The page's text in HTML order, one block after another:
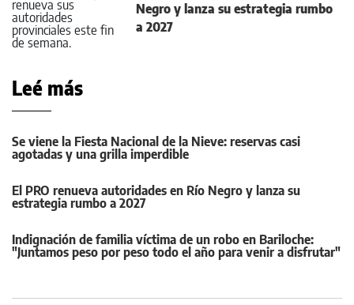
Negro y lanza su estrategia rumbo
a 2027
Leé más
Se viene la Fiesta Nacional de la Nieve: reservas casi
agotadas y una grilla imperdible
El PRO renueva autoridades en Río Negro y lanza su
estrategia rumbo a 2027
Indignación de familia víctima de un robo en Bariloche:
"Juntamos peso por peso todo el año para venir a disfrutar"